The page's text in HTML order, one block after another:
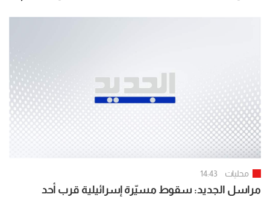
محليات 14:43
مراسل الجديد: سقوط مسيّرة إسرائيلية قرب أحد